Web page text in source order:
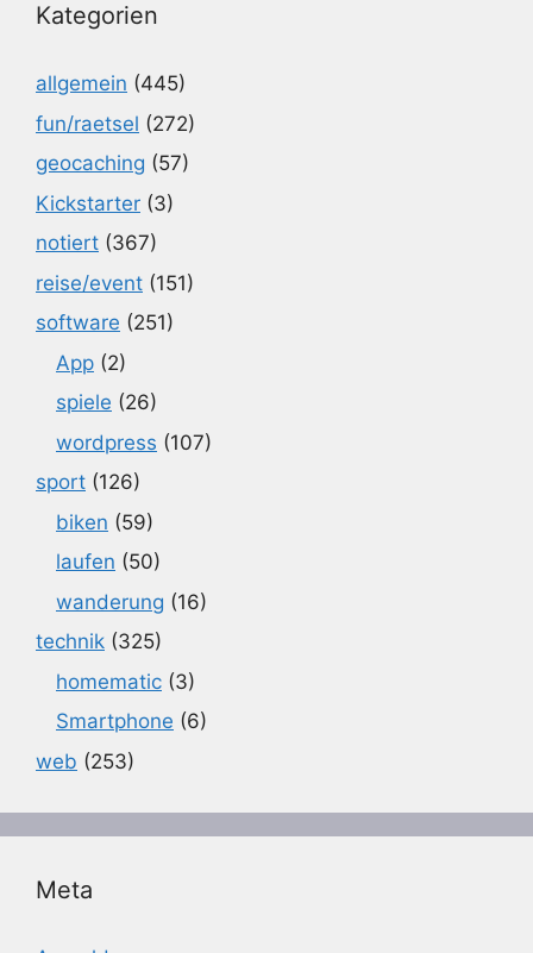
Kategorien
allgemein (445)
fun/raetsel (272)
geocaching (57)
Kickstarter (3)
notiert (367)
reise/event (151)
software (251)
App (2)
spiele (26)
wordpress (107)
sport (126)
biken (59)
laufen (50)
wanderung (16)
technik (325)
homematic (3)
Smartphone (6)
web (253)
Meta